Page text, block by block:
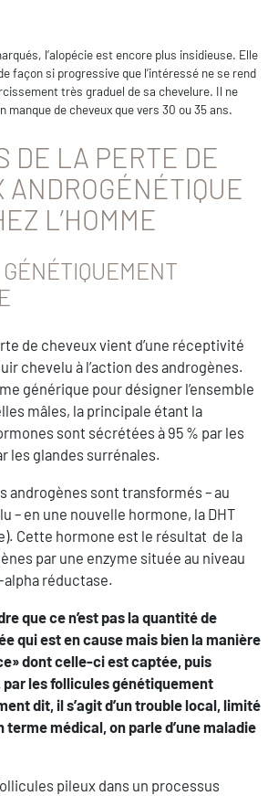
l’alopécie est encore plus insidieuse. Elle
façon si progressive que l’intéressé ne se rend
très graduel de sa chevelure. Il ne
manque de cheveux que vers 30 ou 35 ans.
DE LA PERTE DE
ANDROGÉNÉTIQUE
L’HOMME
de cheveux vient d’une réceptivité
chevelu à l’action des androgènes.
générique pour désigner l’ensemble
mâles, la principale étant la
sont sécrétées à 95 % par les
les glandes surrénales.
androgènes sont transformés – au
– en une nouvelle hormone, la DHT
Cette hormone est le résultat de la
par une enzyme située au niveau
réductase.
que ce n’est pas la quantité de
qui est en cause mais bien la manière
dont celle-ci est captée, puis
par les follicules génétiquement
dit, il s’agit d’un trouble local, limité
terme médical, on parle d’une maladie
pileux dans un processus